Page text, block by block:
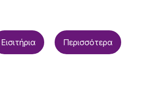
Εισιτήρια Περισσότερα